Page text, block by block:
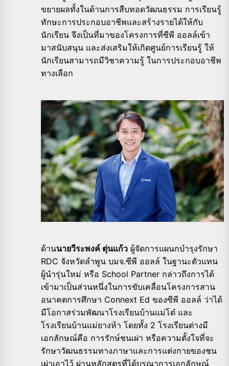
ขยายผลทั้งในด้านการสืบทอดวัฒนธรรม การเรียนรู้
ทักษะการประกอบอาชีพและสร้างรายได้ให้กับ
นักเรียน จึงเป็นที่มาของโครงการที่ซีพี ออลล์เข้า
มาสนับสนุน และส่งเสริมให้เกิดศูนย์การเรียนรู้ ให้
นักเรียนสามารถมีวิชาความรู้ ในการประกอบอาชีพ
ทางเลือก
ด้านนายวีระพงค์ ตุ่นแก้ว ผู้จัดการแผนกบำรุงรักษา
RDC จังหวัดลำพูน บมจ.ซีพี ออลล์ ในฐานะตัวแทน
ผู้นำรุ่นใหม่ หรือ School Partner กล่าวถึงการได้
เข้ามาเป็นส่วนหนึ่งในการขับเคลื่อนโครงการสาน
อนาคตการศึกษา Connext Ed ของซีพี ออลล์ ว่าได้
มีโอกาสร่วมพัฒนาโรงเรียนบ้านแม่โต๋ และ
โรงเรียนบ้านแม่ยางห้า โดยทั้ง 2 โรงเรียนต่างมี
เอกลักษณ์คือ การรักษ์ชนเผ่า หรือความตั้งใจที่จะ
รักษาวัฒนธรรมทางภาษาและการแต่งกายของชน
เผ่าเอาไว้ ผ่านหลักสูตรที่ได้บูรณาการเอกลักษณ์